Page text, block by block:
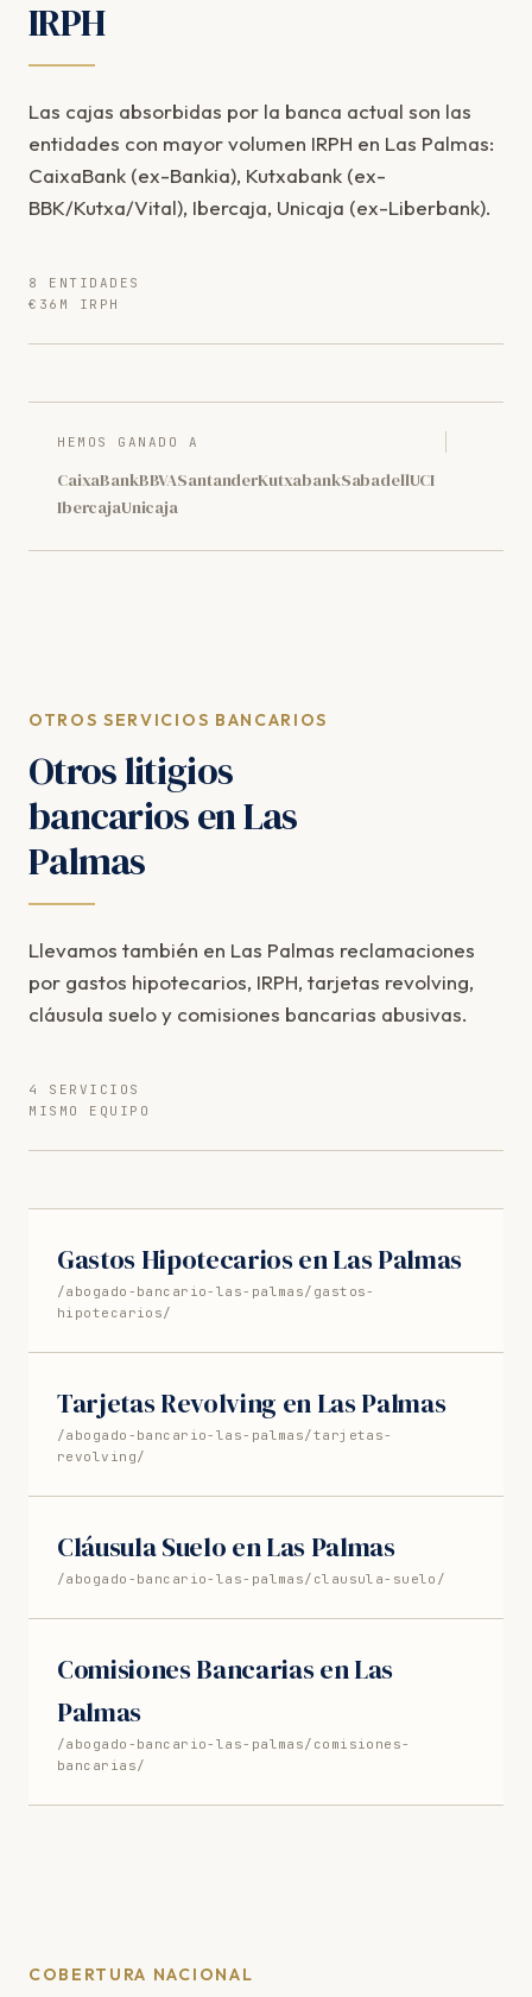
IRPH
Las cajas absorbidas por la banca actual son las
entidades con mayor volumen IRPH en Las Palmas:
CaixaBank (ex-Bankia), Kutxabank (ex-
BBK/Kutxa/Vital), Ibercaja, Unicaja (ex-Liberbank).
8 ENTIDADES
€36M IRPH
HEMOS GANADO A
CaixaBankBBVASantanderKutxabankSabadellUCI
IbercajaUnicaja
OTROS SERVICIOS BANCARIOS
Otros litigios
bancarios en Las
Palmas
Llevamos también en Las Palmas reclamaciones
por gastos hipotecarios, IRPH, tarjetas revolving,
cláusula suelo y comisiones bancarias abusivas.
4 SERVICIOS
MISMO EQUIPO
Gastos Hipotecarios en Las Palmas
/abogado-bancario-las-palmas/gastos-
hipotecarios/
Tarjetas Revolving en Las Palmas
/abogado-bancario-las-palmas/tarjetas-
revolving/
Cláusula Suelo en Las Palmas
/abogado-bancario-las-palmas/clausula-suelo/
Comisiones Bancarias en Las
Palmas
/abogado-bancario-las-palmas/comisiones-
bancarias/
COBERTURA NACIONAL